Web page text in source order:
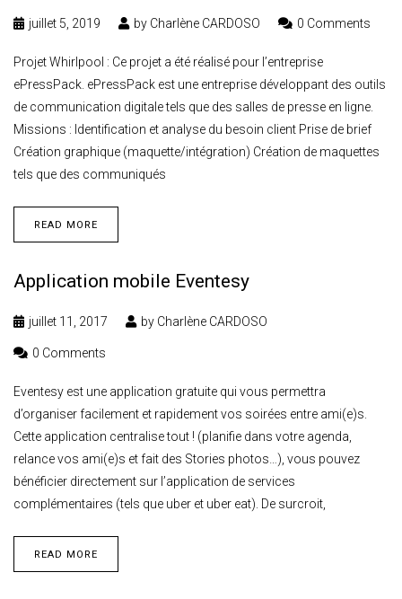
juillet 5, 2019 by Charlène CARDOSO 0 Comments
Projet Whirlpool : Ce projet a été réalisé pour l’entreprise
ePressPack. ePressPack est une entreprise développant des outils
de communication digitale tels que des salles de presse en ligne.
Missions : Identification et analyse du besoin client Prise de brief
Création graphique (maquette/intégration) Création de maquettes
tels que des communiqués
READ MORE
Application mobile Eventesy
juillet 11, 2017 by Charlène CARDOSO
0 Comments
Eventesy est une application gratuite qui vous permettra
d’organiser facilement et rapidement vos soirées entre ami(e)s.
Cette application centralise tout ! (planifie dans votre agenda,
relance vos ami(e)s et fait des Stories photos…), vous pouvez
bénéficier directement sur l’application de services
complémentaires (tels que uber et uber eat). De surcroit,
READ MORE